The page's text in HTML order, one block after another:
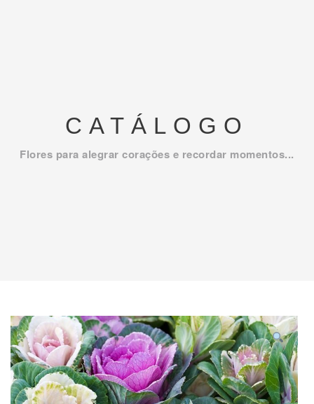
CATÁLOGO
Flores para alegrar corações e recordar momentos...